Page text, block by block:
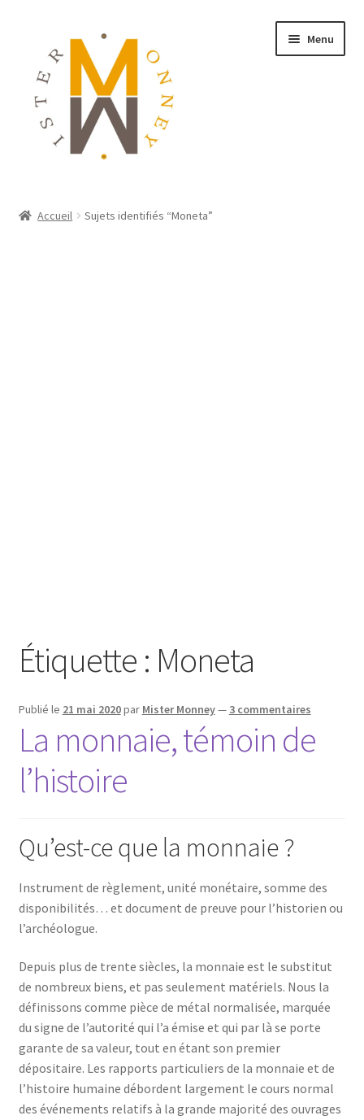
Menu
Accueil Sujets identifiés “Moneta”
Étiquette : Moneta
Publié le 21 mai 2020par Mister Monney— 3 commentaires
La monnaie, témoin de
l’histoire
Qu’est-ce que la monnaie ?
Instrument de règlement, unité monétaire, somme des
disponibilités… et document de preuve pour l’historien ou
l’archéologue.
Depuis plus de trente siècles, la monnaie est le substitut
de nombreux biens, et pas seulement matériels. Nous la
définissons comme pièce de métal normalisée, marquée
du signe de l’autorité qui l’a émise et qui par là se porte
garante de sa valeur, tout en étant son premier
dépositaire. Les rapports particuliers de la monnaie et de
l’histoire humaine débordent largement le cours normal
des événements relatifs à la grande majorité des ouvrages